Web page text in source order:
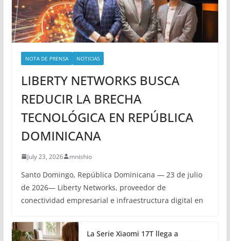
NOTA DE PRENSA NOTICIAS
LIBERTY NETWORKS BUSCA
REDUCIR LA BRECHA
TECNOLÓGICA EN REPÚBLICA
DOMINICANA
July 23, 2026 mnishio
Santo Domingo, República Dominicana — 23 de julio
de 2026— Liberty Networks, proveedor de
conectividad empresarial e infraestructura digital en
La Serie Xiaomi 17T llega a